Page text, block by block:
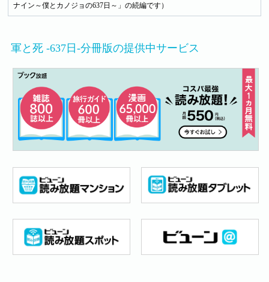
ナイン～僕とカノジョの637日～」の続編です）
軍と死 -637日-分冊版の提供中サービス